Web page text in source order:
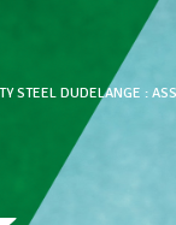
STEEL DUDELANGE :